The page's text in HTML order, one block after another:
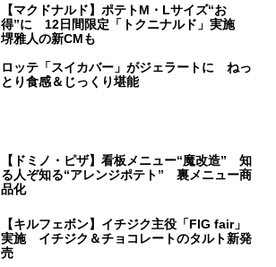
【マクドナルド】ポテトM・Lサイズ“お
得”に 12日間限定「トクニナルド」実施
堺雅人の新CMも
ロッテ「スイカバー」がジェラートに ねっ
とり食感＆じっくり堪能
【ドミノ・ピザ】看板メニュー“魔改造” 知
る人ぞ知る“アレンジポテト” 裏メニュー商
品化
【キルフェボン】イチジク主役「FIG fair」
実施 イチジク＆チョコレートのタルト新発
売